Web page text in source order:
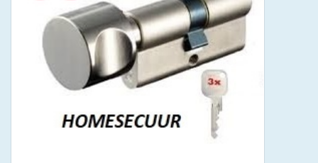
S2 CILINDERSLOTEN IN IEDERE
GEWENSTE MAAT MET
KEERSLEUTEL
(GAATJES)VEILIGE
GENUMMERDE SLEUTELS